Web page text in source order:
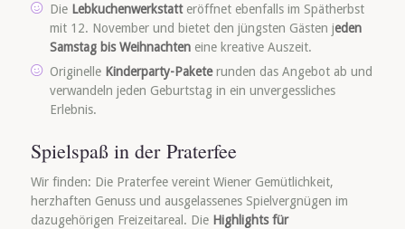
Die Lebkuchenwerkstatteröffnet ebenfalls im Spätherbst
mit 12. November und bietet den jüngsten Gästen jeden
Samstag bis Weihnachteneine kreative Auszeit.
Originelle Kinderparty-Paketerunden das Angebot ab und
verwandeln jeden Geburtstag in ein unvergessliches
Erlebnis.
Spielspaß in der Praterfee
Wir finden: Die Praterfee vereint Wiener Gemütlichkeit,
herzhaften Genuss und ausgelassenes Spielvergnügen im
dazugehörigen Freizeitareal. Die Highlights für